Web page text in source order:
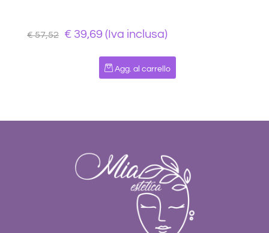
€ 57,52 € 39,69 (Iva inclusa)
Quantità
Agg. al carrello